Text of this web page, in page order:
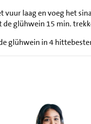
vuur laag en voeg het
de glühwein 15 min.
glühwein in 4